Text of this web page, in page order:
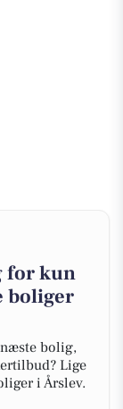
for kun
boliger
bolig,
Lige
i Årslev.